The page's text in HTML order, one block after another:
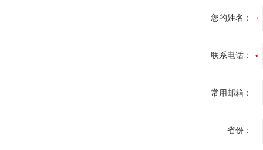
您的姓名：
联系电话：
常用邮箱：
省份：